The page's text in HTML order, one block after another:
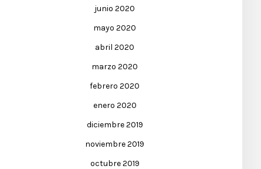
junio 2020
mayo 2020
abril 2020
marzo 2020
febrero 2020
enero 2020
diciembre 2019
noviembre 2019
octubre 2019